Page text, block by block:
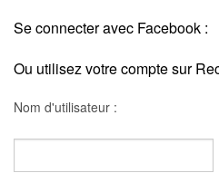
Se connecter avec Facebook :
Ou utilisez votre compte sur
Nom d'utilisateur :